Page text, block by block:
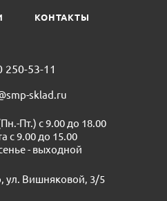
КОНТАКТЫ
250-53-11
sklad.ru
Пт.) с 9.00 до 18.00
с 9.00 до 15.00
- выходной
ул. Вишняковой, 3/5